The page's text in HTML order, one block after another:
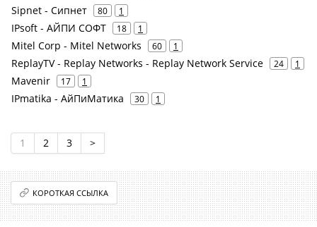
Sipnet - Сипнет 80 1
IPsoft - АЙПИ СОФТ 18 1
Mitel Corp - Mitel Networks 60 1
ReplayTV - Replay Networks - Replay Network Service 24 1
Mavenir 17 1
IPmatika - АйПиМатика 30 1
1 2 3 >
КОРОТКАЯ ССЫЛКА